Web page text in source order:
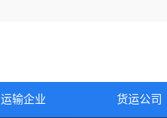
运输企业 货运公司